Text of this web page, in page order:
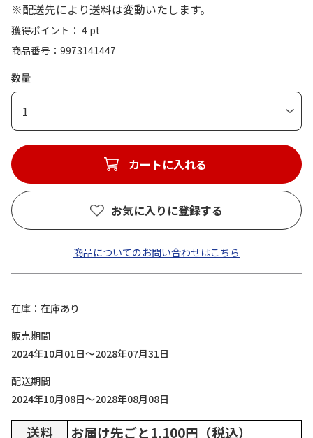
※配送先により送料は変動いたします。
獲得ポイント： 4 pt
商品番号
9973141447
数量
1
カートに入れる
お気に入りに登録する
商品についてのお問い合わせはこちら
在庫
在庫あり
販売期間
2024年10月01日～2028年07月31日
配送期間
2024年10月08日～2028年08月08日
送料 お届け先ごと1,100円（税込）